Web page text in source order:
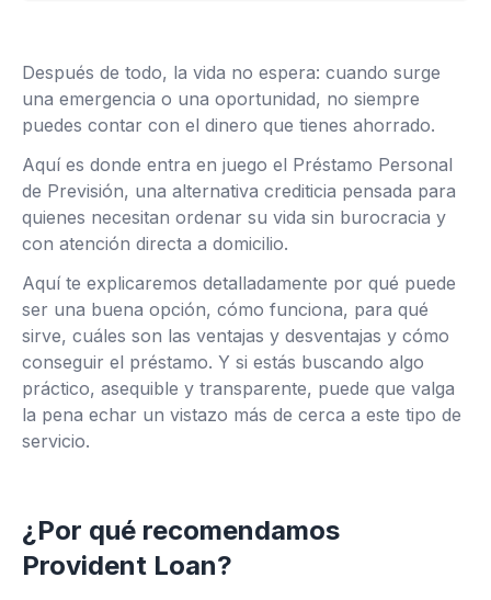
Después de todo, la vida no espera: cuando surge
una emergencia o una oportunidad, no siempre
puedes contar con el dinero que tienes ahorrado.
Aquí es donde entra en juego el Préstamo Personal
de Previsión, una alternativa crediticia pensada para
quienes necesitan ordenar su vida sin burocracia y
con atención directa a domicilio.
Aquí te explicaremos detalladamente por qué puede
ser una buena opción, cómo funciona, para qué
sirve, cuáles son las ventajas y desventajas y cómo
conseguir el préstamo. Y si estás buscando algo
práctico, asequible y transparente, puede que valga
la pena echar un vistazo más de cerca a este tipo de
servicio.
¿Por qué recomendamos
Provident Loan?